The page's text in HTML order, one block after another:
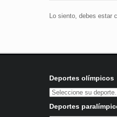
Lo siento, debes estar
Deportes olímpicos
Deportes